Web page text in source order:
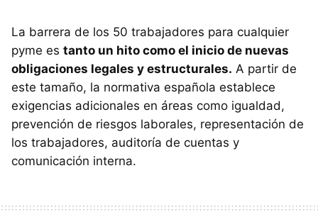
La barrera de los 50 trabajadores para cualquier
pyme es tanto un hito como el inicio de nuevas
obligaciones legales y estructurales. A partir de
este tamaño, la normativa española establece
exigencias adicionales en áreas como igualdad,
prevención de riesgos laborales, representación de
los trabajadores, auditoría de cuentas y
comunicación interna.